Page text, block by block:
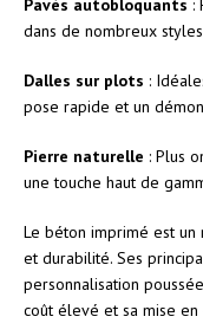
dans de nombreux
Dalles sur plots :
pose rapide et un
Pierre naturelle : Plus
une touche haut de
Le béton imprimé est
et durabilité. Ses
personnalisation
coût élevé et sa mise